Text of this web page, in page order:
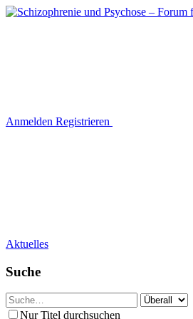
Anmelden Registrieren
Aktuelles
Suche
Nur Titel durchsuchen